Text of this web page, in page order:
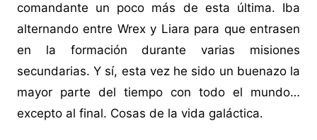
comandante un poco más de esta última. Iba
alternando entre Wrex y Liara para que entrasen
en la formación durante varias misiones
secundarias. Y sí, esta vez he sido un buenazo la
mayor parte del tiempo con todo el mundo…
excepto al final. Cosas de la vida galáctica.